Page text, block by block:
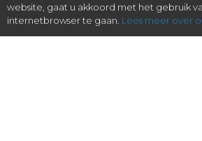
website, gaat u akkoord met het gebruik
internetbrowser te gaan. Lees meer over